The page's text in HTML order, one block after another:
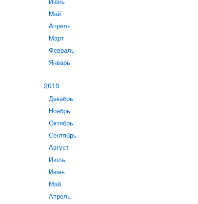
Май
Апрель
Март
Февраль
Январь
2019
Декабрь
Ноябрь
Октябрь
Сентябрь
Август
Июль
Июнь
Май
Апрель